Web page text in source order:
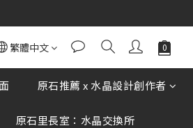
線查證。
繁體中文
原石推薦 x 水晶設計創作者
原石里長室：水晶交換所